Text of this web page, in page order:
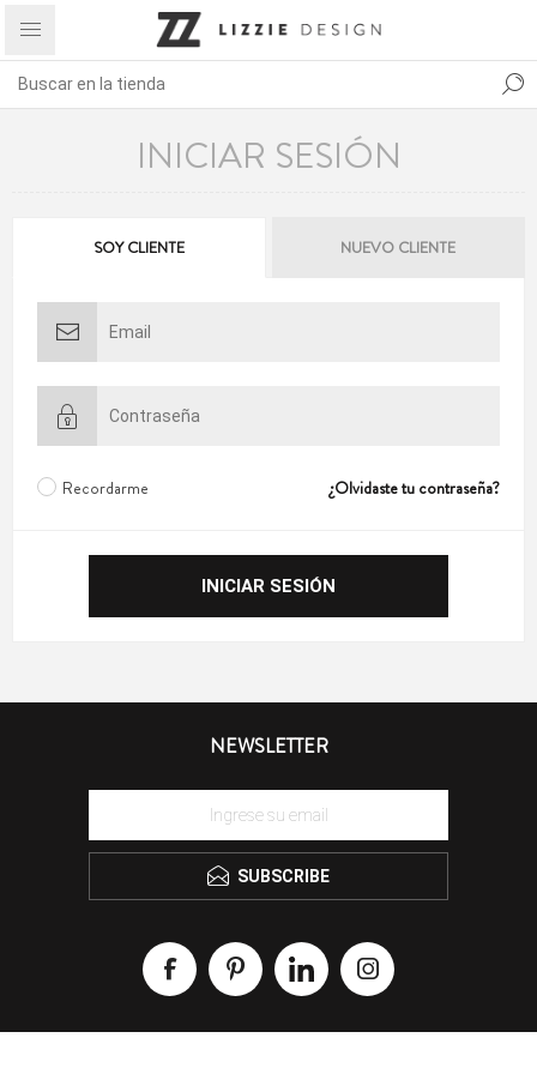
INICIAR SESIÓN
SOY CLIENTE NUEVO CLIENTE
Recordarme ¿Olvidaste tu contraseña?
NEWSLETTER
SUBSCRIBE